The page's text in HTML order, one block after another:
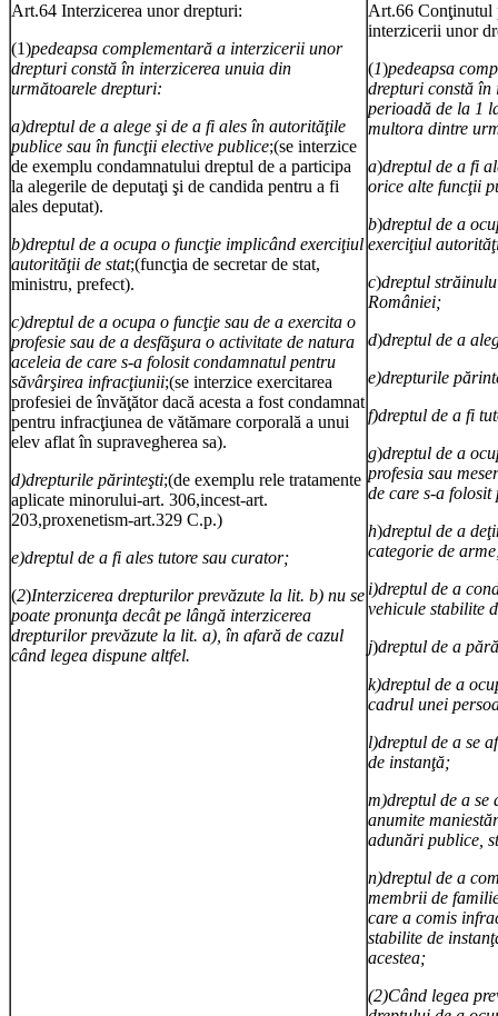
Art.64 Interzicerea unor drepturi:
(1)pedeapsa complementară a interzicerii unor
drepturi constă în interzicerea unuia din
următoarele drepturi:
a)dreptul de a alege şi de a fi ales în autorităţile
publice sau în funcţii elective publice;(se interzice
de exemplu condamnatului dreptul de a participa
la alegerile de deputaţi şi de candida pentru a fi
ales deputat).
b)dreptul de a ocupa o funcţie implicând exerciţiul
autorităţii de stat;(funcţia de secretar de stat,
ministru, prefect).
c)dreptul de a ocupa o funcţie sau de a exercita o
profesie sau de a desfăşura o activitate de natura
aceleia de care s-a folosit condamnatul pentru
săvârşirea infracţiunii;(se interzice exercitarea
profesiei de învăţător dacă acesta a fost condamnat
pentru infracţiunea de vătămare corporală a unui
elev aflat în supravegherea sa).
d)drepturile părinteşti;(de exemplu rele tratamente
aplicate minorului-art. 306,incest-art.
203,proxenetism-art.329 C.p.)
e)dreptul de a fi ales tutore sau curator;
(2)Interzicerea drepturilor prevăzute la lit. b) nu se
poate pronunţa decât pe lângă interzicerea
drepturilor prevăzute la lit. a), în afară de cazul
când legea dispune altfel.
Art.66 Conţinutul
interzicerii unor
(1)pedeapsa
drepturi constă în
perioadă de la 1
multora dintre
a)dreptul de a fi
orice alte funcţii
b)dreptul de a
exerciţiul
c)dreptul
României;
d)dreptul de a
e)drepturile
f)dreptul de a fi
g)dreptul de a
profesia sau
de care s-a
h)dreptul de a
categorie de
i)dreptul de a
vehicule stabilite
j)dreptul de a
k)dreptul de a
cadrul unei
l)dreptul de a se
de instanţă;
m)dreptul de a
anumite
adunări publice,
n)dreptul de a
membrii de
care a comis
stabilite de
acestea;
(2)Când legea